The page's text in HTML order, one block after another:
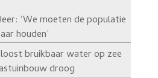
‘We moeten de populatie
houden’
bruikbaar water op zee
droog